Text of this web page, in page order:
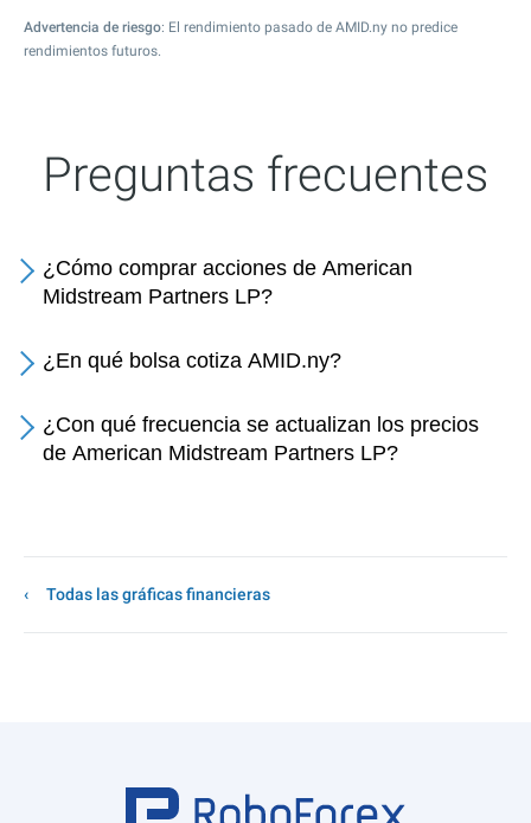
Advertencia de riesgo: El rendimiento pasado de AMID.ny no predice
rendimientos futuros.
Preguntas frecuentes
¿Cómo comprar acciones de American
Midstream Partners LP?
¿En qué bolsa cotiza AMID.ny?
¿Con qué frecuencia se actualizan los precios
de American Midstream Partners LP?
Todas las gráficas financieras